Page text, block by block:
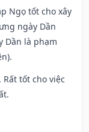
Ngọ tốt cho xây
ngày Dần
Dần là phạm
tốt cho việc